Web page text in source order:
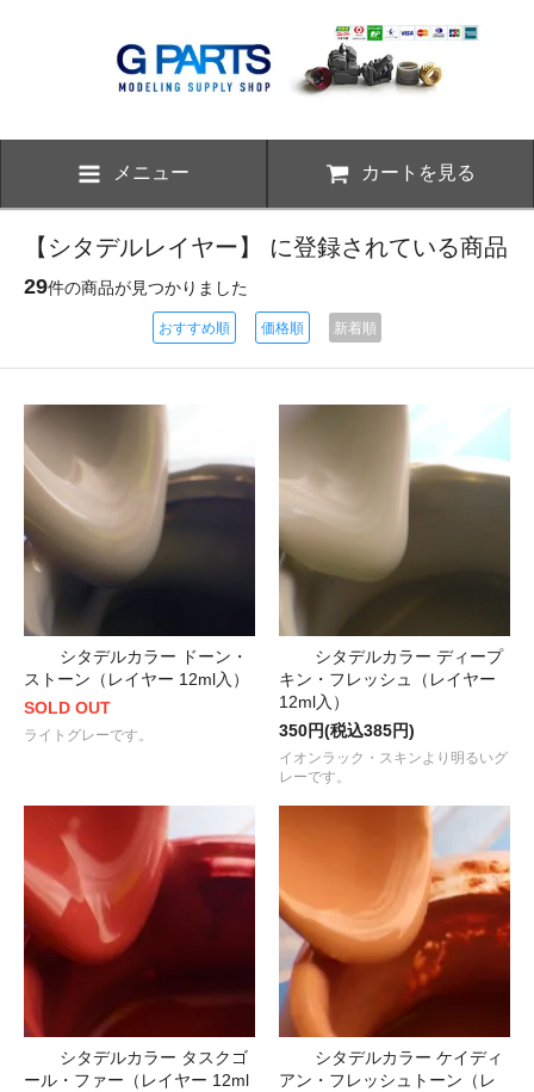
メニュー カートを見る
【シタデルレイヤー】 に登録されている商品
29件の商品が見つかりました
おすすめ順 価格順 新着順
シタデルカラー ドーン・
ストーン（レイヤー 12ml入）
SOLD OUT
ライトグレーです。
シタデルカラー ディープ
キン・フレッシュ（レイヤー
12ml入）
350円(税込385円)
イオンラック・スキンより明るいグ
レーです。
シタデルカラー タスクゴ
ール・ファー（レイヤー 12ml
シタデルカラー ケイディ
アン・フレッシュトーン（レ